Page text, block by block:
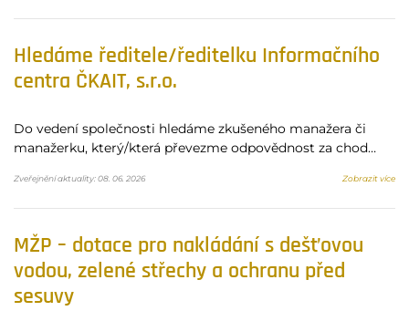
Hledáme ředitele/ředitelku Informačního
centra ČKAIT, s.r.o.
Do vedení společnosti hledáme zkušeného manažera či
manažerku, který/která převezme odpovědnost za chod…
Zveřejnění aktuality: 08. 06. 2026 Zobrazit více
MŽP – dotace pro nakládání s dešťovou
vodou, zelené střechy a ochranu před
sesuvy